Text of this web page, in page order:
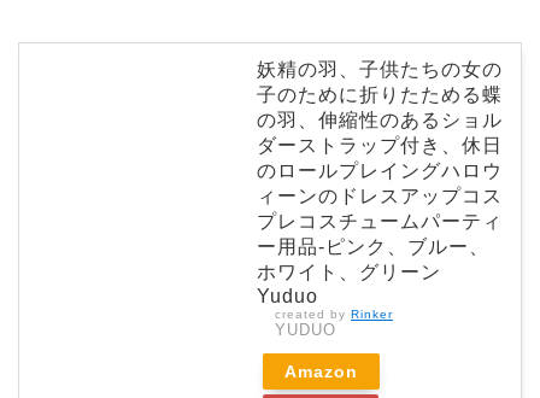
妖精の羽、子供たちの女の
子のために折りたためる蝶
の羽、伸縮性のあるショル
ダーストラップ付き、休日
のロールプレイングハロウ
ィーンのドレスアップコス
プレコスチュームパーティ
ー用品-ピンク、ブルー、
ホワイト、グリーン
Yuduo
created by Rinker
YUDUO
Amazon